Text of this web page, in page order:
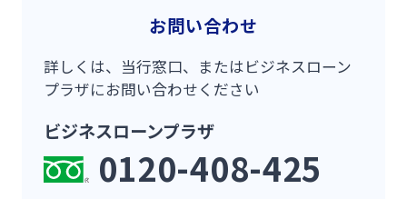
お問い合わせ
詳しくは、当行窓口、またはビジネスローン
プラザにお問い合わせください
ビジネスローンプラザ
0120-408-425